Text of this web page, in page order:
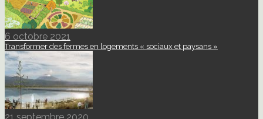
6 octobre 2021
Transformer des fermes en logements « sociaux et paysans »